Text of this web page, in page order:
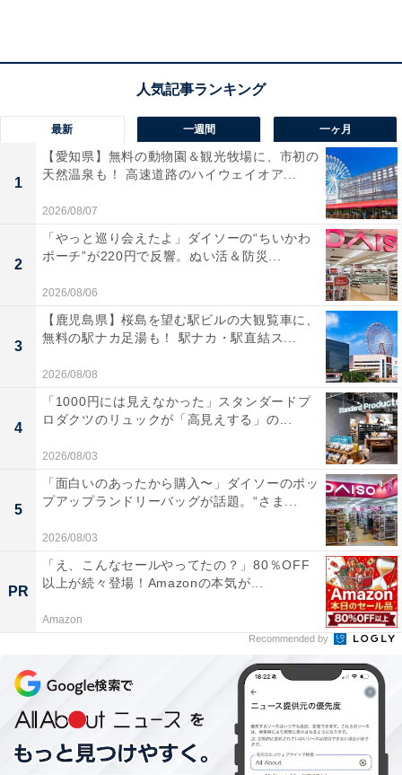
詳細情報
商品名
ちいかわ フェイスリング
メーカー
パレード
発売日
2026年6月
価格
税込400円
全5種
・ちいかわ
最新 一週間 一ヶ月
1
【愛知県】無料の動物園＆観光牧場に、市初の
天然温泉も！ 高速道路のハイウェイオア...
2026/08/07
2
「やっと巡り会えたよ」ダイソーの“ちいかわ
ポーチ”が220円で反響。ぬい活＆防災...
2026/08/06
3
【鹿児島県】桜島を望む駅ビルの大観覧車に、
無料の駅ナカ足湯も！ 駅ナカ・駅直結ス...
2026/08/08
4
「1000円には見えなかった」スタンダードプ
ロダクツのリュックが「高見えする」の...
2026/08/03
5
「面白いのあったから購入〜」ダイソーのポッ
プアップランドリーバッグが話題。“さま...
2026/08/03
PR
「え、こんなセールやってたの？」80％OFF
以上が続々登場！Amazonの本気が...
Amazon
Recommended by